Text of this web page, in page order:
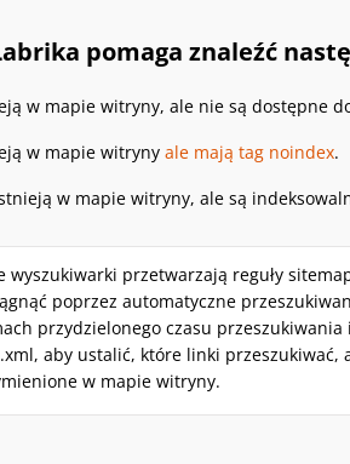
pomaga znaleźć
w mapie witryny, ale nie są dostępne
w mapie witryny ale mają tag noindex.
w mapie witryny, ale są
wyszukiwarki przetwarzają reguły
poprzez automatyczne
przydzielonego czasu
aby ustalić, które linki
w mapie witryny.